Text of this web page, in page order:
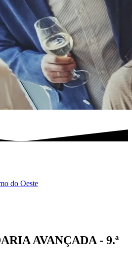
do Oeste
AVANÇADA - 9.ª